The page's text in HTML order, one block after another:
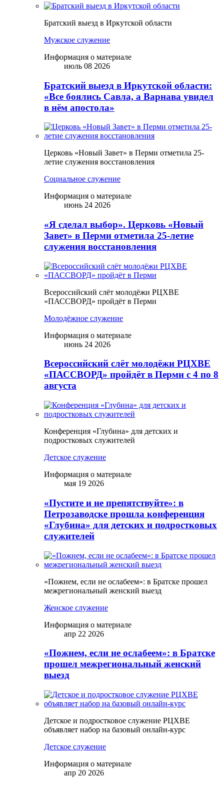
Братский выезд в Иркутской области
Мужское служение
Информация о материале
июль 08 2026
Братский выезд в Иркутской области:
«Все боялись Савла, а Варнава увидел
в нём апостола»
Церковь «Новый Завет» в Перми отметила 25-
летие служения восстановления
Социальное служение
Информация о материале
июнь 24 2026
«Я сделал выбор». Церковь «Новый
Завет» в Перми отметила 25-летие
служения восстановления
Всероссийский слёт молодёжи РЦХВЕ
«ПАССВОРД» пройдёт в Перми
Молодёжное служение
Информация о материале
июнь 24 2026
Всероссийский слёт молодёжи РЦХВЕ
«ПАССВОРД» пройдёт в Перми с 4 по 8
августа
Конференция «Глубина» для детских и
подростковых служителей
Детское служение
Информация о материале
мая 19 2026
«Пустите и не препятствуйте»: в
Петрозаводске прошла конференция
«Глубина» для детских и подростковых
служителей
«Пожнем, если не ослабеем»: в Братске прошел
межрегиональный женский выезд
Женское служение
Информация о материале
апр 22 2026
«Пожнем, если не ослабеем»: в Братске
прошел межрегиональный женский
выезд
Детское и подростковое служение РЦХВЕ
объявляет набор на базовый онлайн-курс
Детское служение
Информация о материале
апр 20 2026